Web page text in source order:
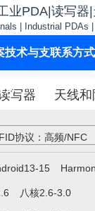
业PDA|读写器
| Industrial PDAs
技术与支
持
联系方式
写器 天线
协议：高频/NFC
15
八核2.6-3.0